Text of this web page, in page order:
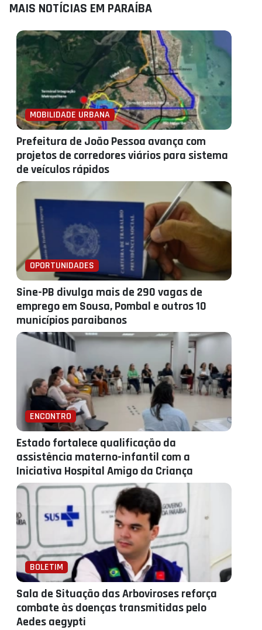
MAIS NOTÍCIAS EM PARAÍBA
MOBILIDADE URBANA
Prefeitura de João Pessoa avança com
projetos de corredores viários para sistema
de veículos rápidos
OPORTUNIDADES
Sine-PB divulga mais de 290 vagas de
emprego em Sousa, Pombal e outros 10
municípios paraibanos
ENCONTRO
Estado fortalece qualificação da
assistência materno-infantil com a
Iniciativa Hospital Amigo da Criança
BOLETIM
Sala de Situação das Arboviroses reforça
combate às doenças transmitidas pelo
Aedes aegypti